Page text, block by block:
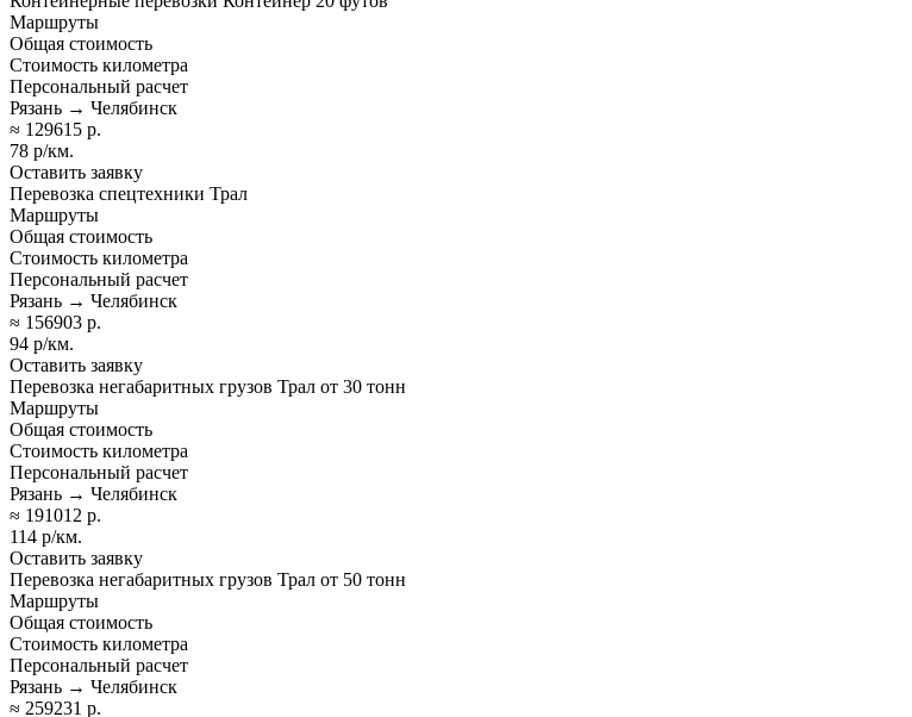
Маршруты
Общая стоимость
Стоимость километра
Персональный расчет
Рязань → Челябинск
≈ 129615 р.
78 р/км.
Оставить заявку
Перевозка спецтехники Трал
Маршруты
Общая стоимость
Стоимость километра
Персональный расчет
Рязань → Челябинск
≈ 156903 р.
94 р/км.
Оставить заявку
Перевозка негабаритных грузов Трал от 30 тонн
Маршруты
Общая стоимость
Стоимость километра
Персональный расчет
Рязань → Челябинск
≈ 191012 р.
114 р/км.
Оставить заявку
Перевозка негабаритных грузов Трал от 50 тонн
Маршруты
Общая стоимость
Стоимость километра
Персональный расчет
Рязань → Челябинск
≈ 259231 р.